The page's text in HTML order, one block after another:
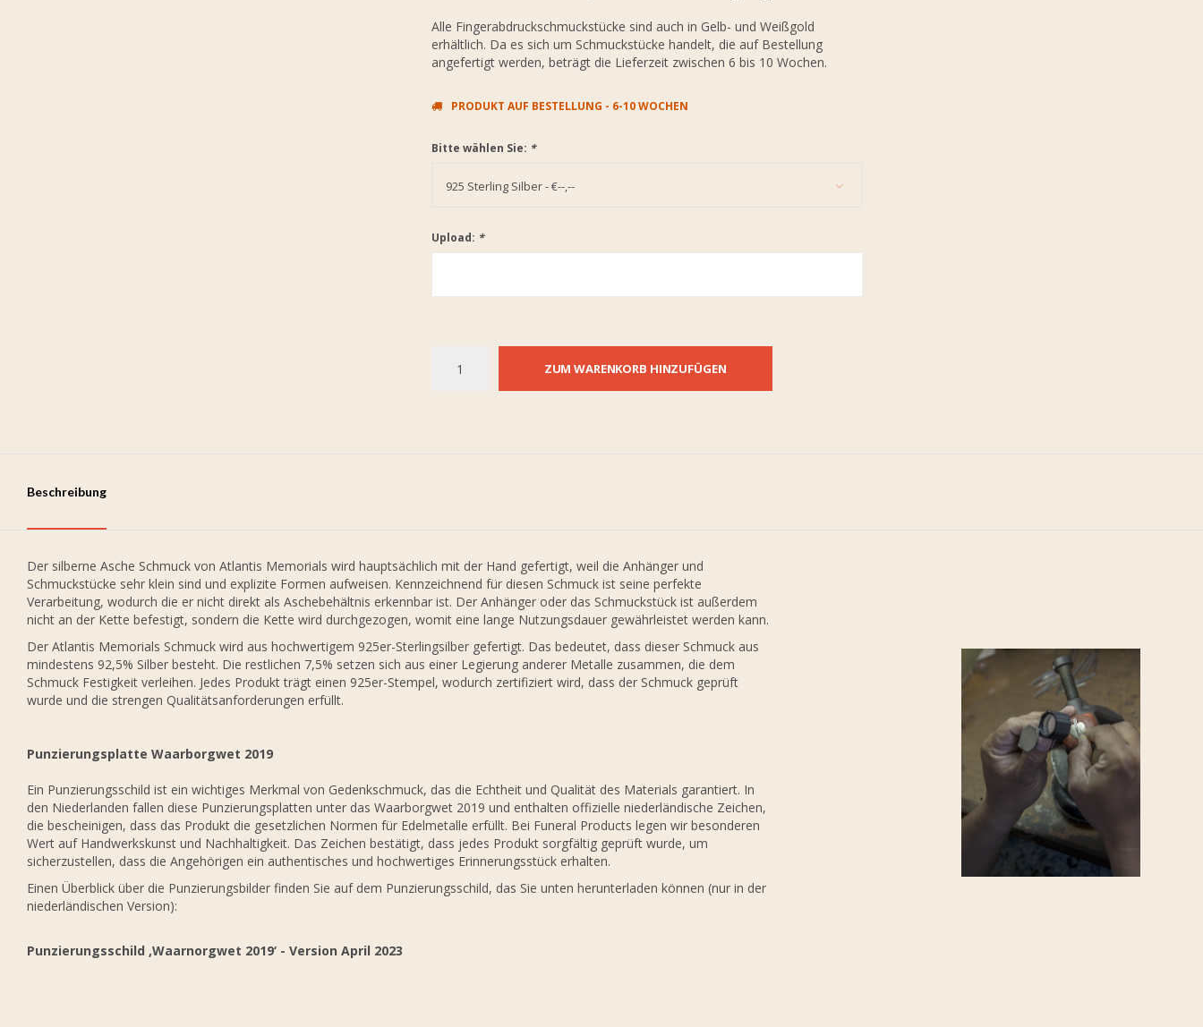
Alle Fingerabdruckschmuckstücke sind auch in Gelb- und Weißgold
erhältlich. Da es sich um Schmuckstücke handelt, die auf Bestellung
angefertigt werden, beträgt die Lieferzeit zwischen 6 bis 10 Wochen.
PRODUKT AUF BESTELLUNG - 6-10 WOCHEN
Bitte wählen Sie: *
925 Sterling Silber - €--,--
Upload: *
ZUM WARENKORB HINZUFÜGEN
Beschreibung
Der silberne Asche Schmuck von Atlantis Memorials wird hauptsächlich mit der Hand gefertigt, weil die Anhänger und
Schmuckstücke sehr klein sind und explizite Formen aufweisen. Kennzeichnend für diesen Schmuck ist seine perfekte
Verarbeitung, wodurch die er nicht direkt als Aschebehältnis erkennbar ist. Der Anhänger oder das Schmuckstück ist außerdem
nicht an der Kette befestigt, sondern die Kette wird durchgezogen, womit eine lange Nutzungsdauer gewährleistet werden kann.
Der Atlantis Memorials Schmuck wird aus hochwertigem 925er-Sterlingsilber gefertigt. Das bedeutet, dass dieser Schmuck aus
mindestens 92,5% Silber besteht. Die restlichen 7,5% setzen sich aus einer Legierung anderer Metalle zusammen, die dem
Schmuck Festigkeit verleihen. Jedes Produkt trägt einen 925er-Stempel, wodurch zertifiziert wird, dass der Schmuck geprüft
wurde und die strengen Qualitätsanforderungen erfüllt.
Punzierungsplatte Waarborgwet 2019
Ein Punzierungsschild ist ein wichtiges Merkmal von Gedenkschmuck, das die Echtheit und Qualität des Materials garantiert. In
den Niederlanden fallen diese Punzierungsplatten unter das Waarborgwet 2019 und enthalten offizielle niederländische Zeichen,
die bescheinigen, dass das Produkt die gesetzlichen Normen für Edelmetalle erfüllt. Bei Funeral Products legen wir besonderen
Wert auf Handwerkskunst und Nachhaltigkeit. Das Zeichen bestätigt, dass jedes Produkt sorgfältig geprüft wurde, um
sicherzustellen, dass die Angehörigen ein authentisches und hochwertiges Erinnerungsstück erhalten.
Einen Überblick über die Punzierungsbilder finden Sie auf dem Punzierungsschild, das Sie unten herunterladen können (nur in der
niederländischen Version):
Punzierungsschild ‚Waarnorgwet 2019‘ - Version April 2023